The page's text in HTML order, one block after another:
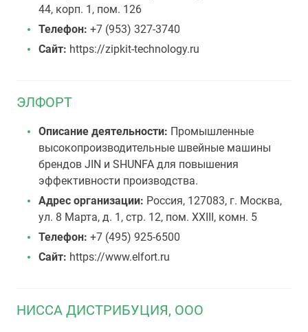
44, корп. 1, пом. 126
Телефон: +7 (953) 327-3740
Сайт: https://zipkit-technology.ru
ЭЛФОРТ
Описание деятельности: Промышленные
высокопроизводительные швейные машины
брендов JIN и SHUNFA для повышения
эффективности производства.
Адрес организации: Россия, 127083, г. Москва,
ул. 8 Марта, д. 1, стр. 12, пом. XXIII, комн. 5
Телефон: +7 (495) 925-6500
Сайт: https://www.elfort.ru
НИССА ДИСТРИБУЦИЯ, ООО